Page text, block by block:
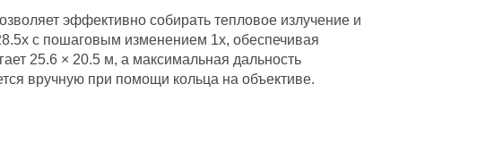
эффективно собирать тепловое излучение и
с пошаговым изменением 1x, обеспечивая
25.6 × 20.5 м, а максимальная дальность
вручную при помощи кольца на объективе.